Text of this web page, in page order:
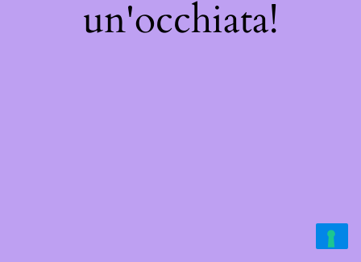
un'occhiata!